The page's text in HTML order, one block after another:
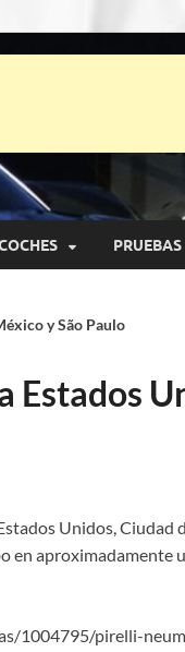
y São Paulo
Estados
Unidos, Ciudad
en aproximadamente
1004795/pirelli-